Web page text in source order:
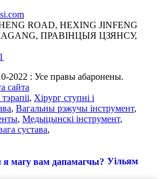
ROAD, HEXING JINFENG
ПРАВІНЦЫЯ ЦЗЯНСУ,
2022 : Усе правы абаронены.
сайта
, Хірург ступні і
, Вагальны рэжучы інструмент,
, Медыцынскі інструмент,
сустава,
Уільям